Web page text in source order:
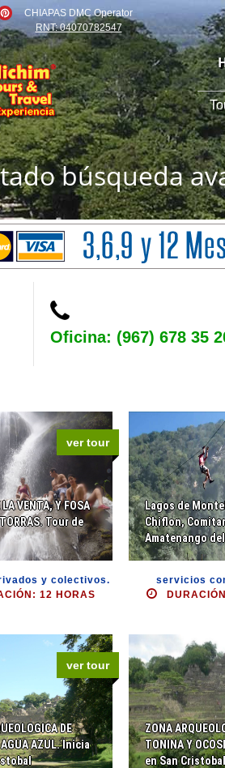
CHIAPAS DMC Operator
RNT: 04070782547
búsqueda
Oficina: (967) 678 35
ver tour
LA VENTA, Y FOSA
Tour de
y colectivos.
12 HORAS
Lagos de
Chiflon,
Amatenango
servicios
ver tour
DE
AZUL. Inicia
ZONA
TONINA Y
en San Cristobal